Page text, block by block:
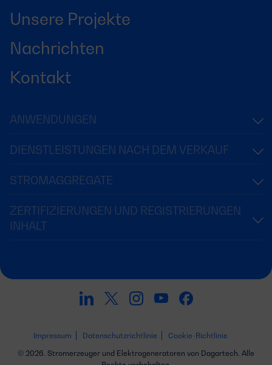
Unsere Projekte
Nachrichten
Kontakt
ANWENDUNGEN
DIENSTLEISTUNGEN NACH DEM VERKAUF
STROMAGGREGATE
ZERTIFIZIERUNGEN UND REGISTRIERUNGEN
INHALT
Impressum Datenschutzrichtlinie
Cookie-Richtlinie
© 2026. Stromerzeuger und Elektrogeneratoren von Dagartech. Alle